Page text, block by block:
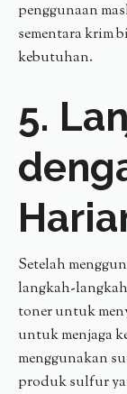
penggunaan
sementara krim
kebutuhan.
5.
Setelah
langkah-
toner untuk
untuk menjaga
menggunakan
produk sulfur